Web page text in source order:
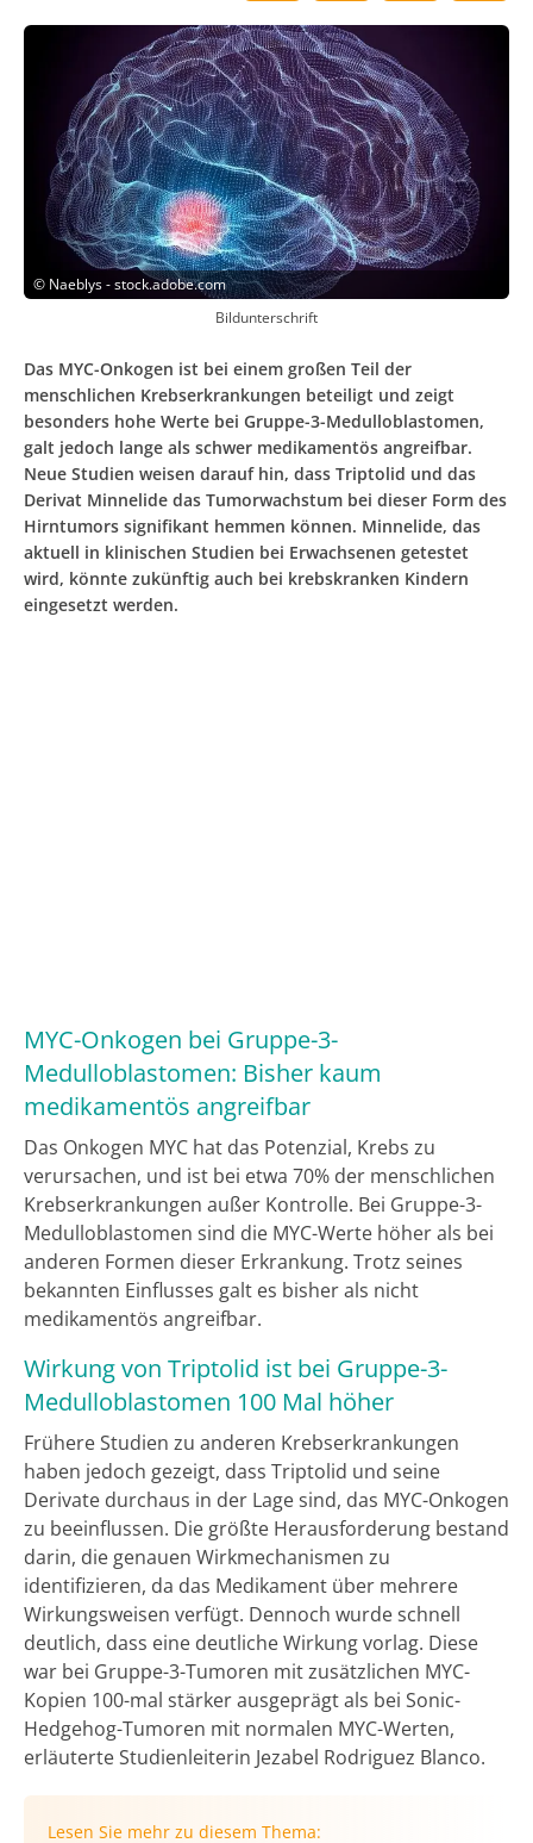
© Naeblys - stock.adobe.com
Bildunterschrift
Das MYC-Onkogen ist bei einem großen Teil der
menschlichen Krebserkrankungen beteiligt und zeigt
besonders hohe Werte bei Gruppe-3-Medulloblastomen,
galt jedoch lange als schwer medikamentös angreifbar.
Neue Studien weisen darauf hin, dass Triptolid und das
Derivat Minnelide das Tumorwachstum bei dieser Form des
Hirntumors signifikant hemmen können. Minnelide, das
aktuell in klinischen Studien bei Erwachsenen getestet
wird, könnte zukünftig auch bei krebskranken Kindern
eingesetzt werden.
MYC-Onkogen bei Gruppe-3-
Medulloblastomen: Bisher kaum
medikamentös angreifbar
Das Onkogen MYC hat das Potenzial, Krebs zu
verursachen, und ist bei etwa 70% der menschlichen
Krebserkrankungen außer Kontrolle. Bei Gruppe-3-
Medulloblastomen sind die MYC-Werte höher als bei
anderen Formen dieser Erkrankung. Trotz seines
bekannten Einflusses galt es bisher als nicht
medikamentös angreifbar.
Wirkung von Triptolid ist bei Gruppe-3-
Medulloblastomen 100 Mal höher
Frühere Studien zu anderen Krebserkrankungen
haben jedoch gezeigt, dass Triptolid und seine
Derivate durchaus in der Lage sind, das MYC-Onkogen
zu beeinflussen. Die größte Herausforderung bestand
darin, die genauen Wirkmechanismen zu
identifizieren, da das Medikament über mehrere
Wirkungsweisen verfügt. Dennoch wurde schnell
deutlich, dass eine deutliche Wirkung vorlag. Diese
war bei Gruppe-3-Tumoren mit zusätzlichen MYC-
Kopien 100-mal stärker ausgeprägt als bei Sonic-
Hedgehog-Tumoren mit normalen MYC-Werten,
erläuterte Studienleiterin Jezabel Rodriguez Blanco.
Lesen Sie mehr zu diesem Thema: